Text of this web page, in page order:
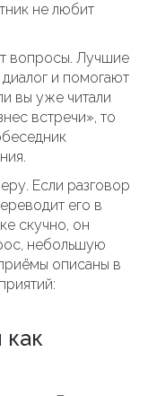
не любит
вопросы. Лучшие
и помогают
вы уже читали
встречи», то
Если разговор
его в
скучно, он
небольшую
описаны в